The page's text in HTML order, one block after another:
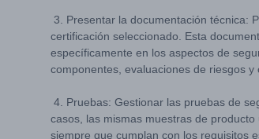
3. Presentar la documentación técnica:
certificación seleccionado. Esta
específicamente en los aspectos de
componentes, evaluaciones de riesgos y
4. Pruebas: Gestionar las pruebas de
casos, las mismas muestras de
siempre que cumplan con los requisitos